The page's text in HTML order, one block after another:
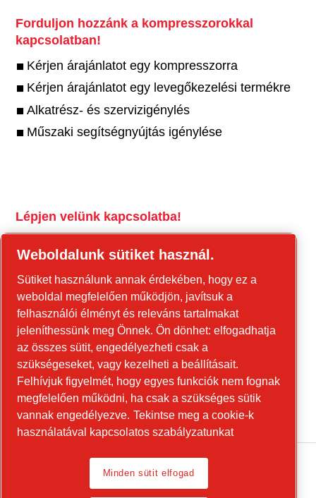
Forduljon hozzánk a kompresszorokkal
kapcsolatban!
Kérjen árajánlatot egy kompresszorra
Kérjen árajánlatot egy levegőkezelési termékre
Alkatrész- és szervizigénylés
Műszaki segítségnyújtás igénylése
Lépjen velünk kapcsolatba!
Forduljon hozzánk az építőipari
berendezésekkel és a mobil energiaellátási
berendezésekkel kapcsolatban!
power-technique.cp.hu
Linkedin
YouTube
Weboldalunk sütiket használ.
Sütiket használunk annak érdekében, hogy ez a
weboldal megfelelően működjön, javítsuk a
felhasználói élményt és releváns tartalmakat
jeleníthessünk meg Önnek. Ön dönhet: elfogadhatja
az összes sütit, engedélyezheti csak a
szükségeseket, vagy kezelheti a beállításait.
Felhívjuk figyelmét, hogy egyes funkciók nem fognak
megfelelően működni, ha csak a szükséges sütik
vannak engedélyezve. Tekintse meg a cookie-k
használatával kapcsolatos szabályzatunkat
Minden sütit elfogad